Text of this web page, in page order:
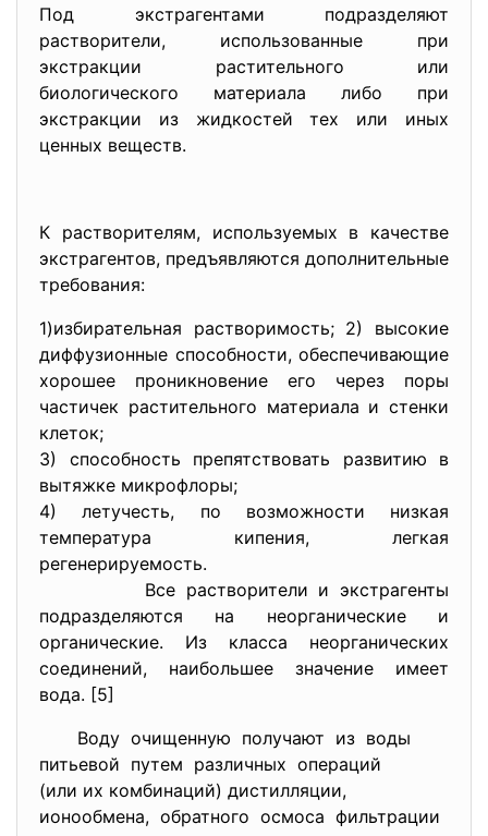
Под экстрагентами подразделяют
растворители, использованные при
экстракции растительного или
биологического материала либо при
экстракции из жидкостей тех или иных
ценных веществ.
К растворителям, используемых в качестве
экстрагентов, предъявляются дополнительные
требования:
1)избирательная растворимость; 2) высокие
диффузионные способности, обеспечивающие
хорошее проникновение его через поры
частичек растительного материала и стенки
клеток;
3) способность препятствовать развитию в
вытяжке микрофлоры;
4) летучесть, по возможности низкая
температура кипения, легкая
регенерируемость.
Все растворители и экстрагенты
подразделяются на неорганические и
органические. Из класса неорганических
соединений, наибольшее значение имеет
вода. [5]
Воду очищенную получают из воды
питьевой путем различных операций
(или их комбинаций) дистилляции,
ионообмена, обратного осмоса фильтрации